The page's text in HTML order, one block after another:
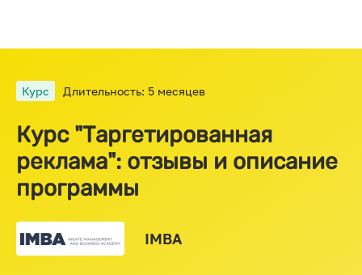
Курс Длительность: 5 месяцев
Курс "Таргетированная
реклама": отзывы и описание
программы
IMBA